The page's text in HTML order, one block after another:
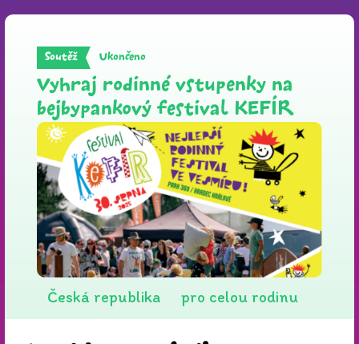
Soutěž Ukončeno
Vyhraj rodinné vstupenky na
bejbypankový festival KEFÍR
Česká republika pro celou rodinu